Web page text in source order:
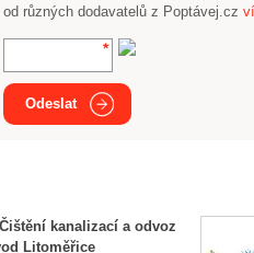
od různých dodavatelů z Poptávej.cz
Odeslat
kanalizací a odvoz
Litoměřice